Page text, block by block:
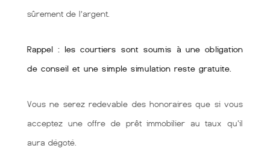
sûrement de l’argent.
Rappel : les courtiers sont soumis à une obligation
de conseil et une simple simulation reste gratuite.
Vous ne serez redevable des honoraires que si vous
acceptez une offre de prêt immobilier au taux qu'il
aura dégoté.